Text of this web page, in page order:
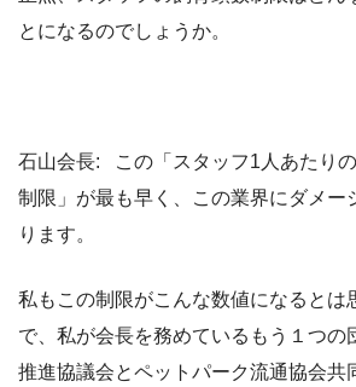
とになるのでしょうか。
石山会長: この「スタッフ1人あたり
制限」が最も早く、この業界にダメー
ります。
私もこの制限がこんな数値になるとは
で、私が会長を務めているもう１つの
推進協議会とペットパーク流通協会共